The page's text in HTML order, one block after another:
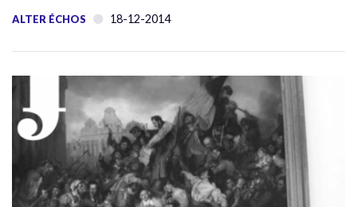
ALTER ÉCHOS 18-12-2014